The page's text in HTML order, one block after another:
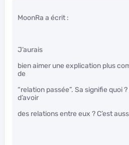
MoonRa a écrit :
J’aurais
bien aimer une explication plus
de
“relation passée”. Sa signifie quoi
d’avoir
des relations entre eux ? C’est